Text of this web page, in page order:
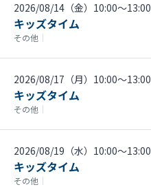
2026/08/14（金）10:00〜13:00
キッズタイム
その他 ｜
2026/08/17（月）10:00〜13:00
キッズタイム
その他 ｜
2026/08/19（水）10:00〜13:00
キッズタイム
その他 ｜